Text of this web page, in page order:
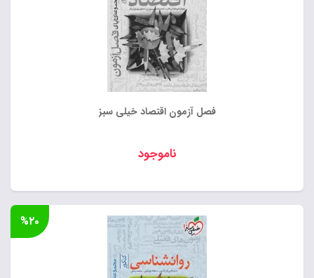
فصل آزمون اقتصاد خیلی سبز
ناموجود
%۲۰